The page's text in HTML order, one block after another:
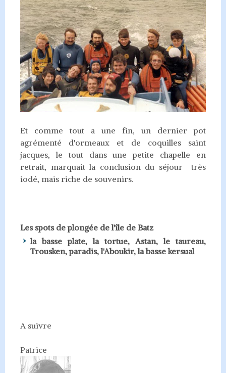
Et comme tout a une fin, un dernier pot
agrémenté d'ormeaux et de coquilles saint
jacques, le tout dans une petite chapelle en
retrait, marquait la conclusion du séjour très
iodé, mais riche de souvenirs.
Les spots de plongée de l'île de Batz
la basse plate, la tortue, Astan, le taureau,
Trousken, paradis, l'Aboukir, la basse kersual
A suivre
Patrice